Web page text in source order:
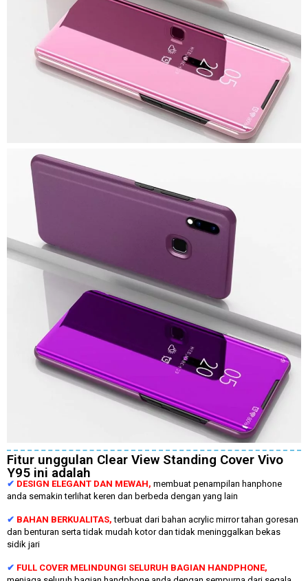
Fitur unggulan Clear View Standing Cover Vivo
Y95 ini adalah
✔ DESIGN ELEGANT DAN MEWAH, membuat penampilan hanphone
anda semakin terlihat keren dan berbeda dengan yang lain
✔ BAHAN BERKUALITAS,terbuat dari bahan acrylic mirror tahan goresan
dan benturan serta tidak mudah kotor dan tidak meninggalkan bekas
sidik jari
✔ FULL COVER MELINDUNGI SELURUH BAGIAN HANDPHONE,